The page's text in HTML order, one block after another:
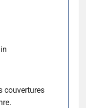
couvertures